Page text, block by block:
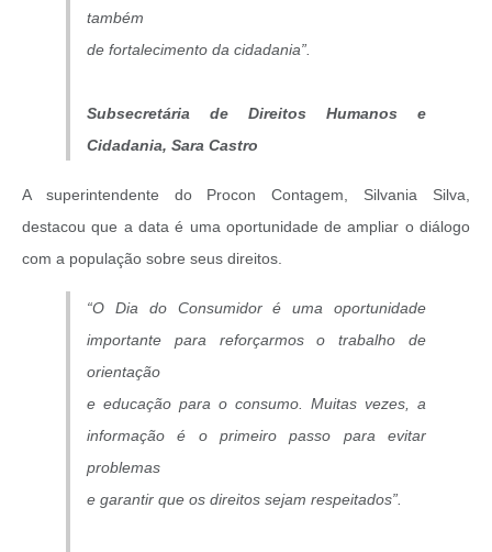
também
de fortalecimento da cidadania”.
Subsecretária de Direitos Humanos e
Cidadania, Sara Castro
A superintendente do Procon Contagem, Silvania Silva,
destacou que a data é uma oportunidade de ampliar o diálogo
com a população sobre seus direitos.
“O Dia do Consumidor é uma oportunidade
importante para reforçarmos o trabalho de
orientação
e educação para o consumo. Muitas vezes, a
informação é o primeiro passo para evitar
problemas
e garantir que os direitos sejam respeitados”.